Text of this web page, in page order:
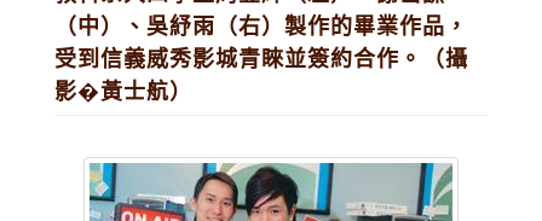
（中）、吳紓雨（右）製作的畢業作品，
受到信義威秀影城青睞並簽約合作。（攝
影�黃士航）